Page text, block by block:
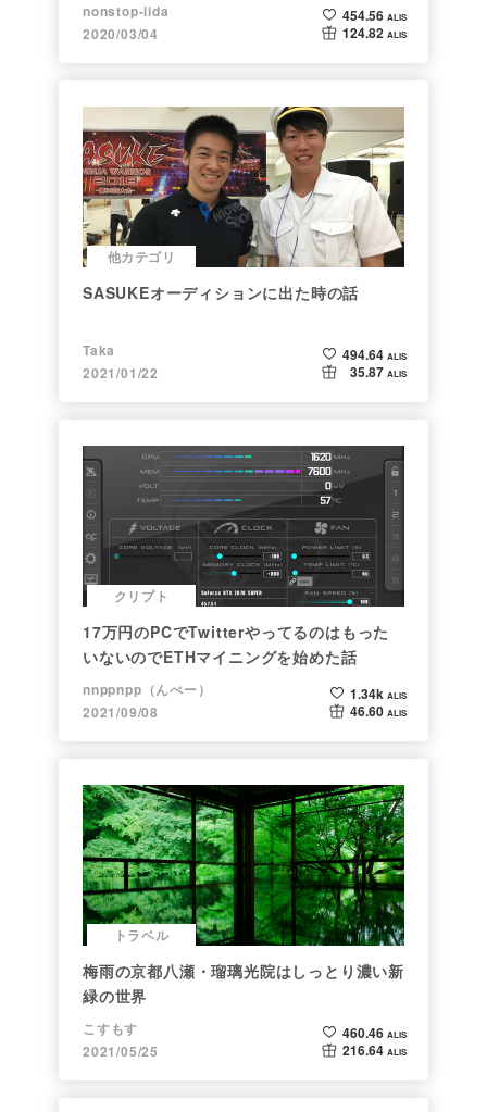
nonstop-iida
2020/03/04
454.56 ALIS
124.82 ALIS
他カテゴリ
SASUKEオーディションに出た時の話
Taka
2021/01/22
494.64 ALIS
35.87 ALIS
クリプト
17万円のPCでTwitterやってるのはもった
いないのでETHマイニングを始めた話
nnppnpp（んぺー）
2021/09/08
1.34k ALIS
46.60 ALIS
トラベル
梅雨の京都八瀬・瑠璃光院はしっとり濃い新
緑の世界
こすもす
2021/05/25
460.46 ALIS
216.64 ALIS